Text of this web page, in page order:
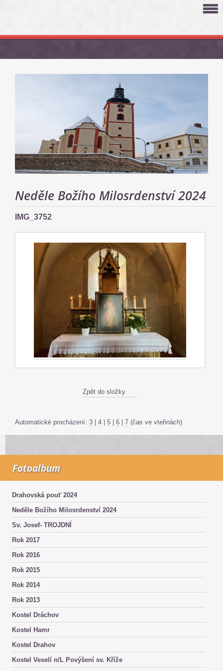
Neděle Božího Milosrdenství 2024
IMG_3752
Zpět do složky
Automatické procházení: 3 | 4 | 5 | 6 | 7 (čas ve vteřinách)
Fotoalbum
Drahovská pouť 2024
Neděle Božího Milosrdenství 2024
Sv. Josef- TROJDNÍ
Rok 2017
Rok 2016
Rok 2015
Rok 2014
Rok 2013
Kostel Dráchov
Kostel Hamr
Kostel Drahov
Kostel Veselí n/L Povýšení sv. Kříže